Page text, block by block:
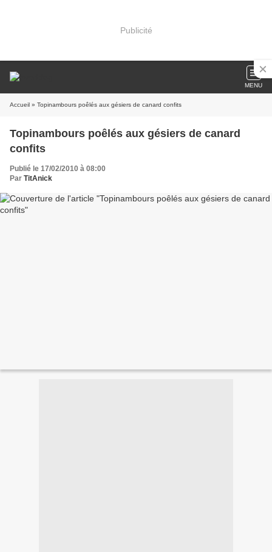
Publicité
MENU
Accueil » Topinambours poêlés aux gésiers de canard confits
Topinambours poêlés aux gésiers de canard
confits
Publié le 17/02/2010 à 08:00
Par TitAnick